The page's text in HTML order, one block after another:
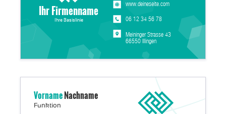
06 12 34 56 78
Meininger Strasse 43
66550 Illingen
www.deineseite.com
Ihr Firmenname
Ihre Basislinie
Funktion
VornameNachname